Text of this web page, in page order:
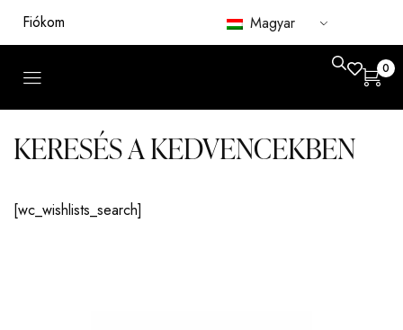
Fiókom Magyar
0
KERESÉS A KEDVENCEKBEN
[wc_wishlists_search]